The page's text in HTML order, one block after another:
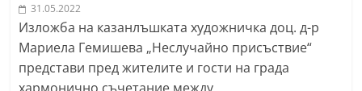
31.05.2022
Изложба на казанлъшката художничка доц. д-р
Мариела Гемишева „Неслучайно присъствие“
представи пред жителите и гости на града